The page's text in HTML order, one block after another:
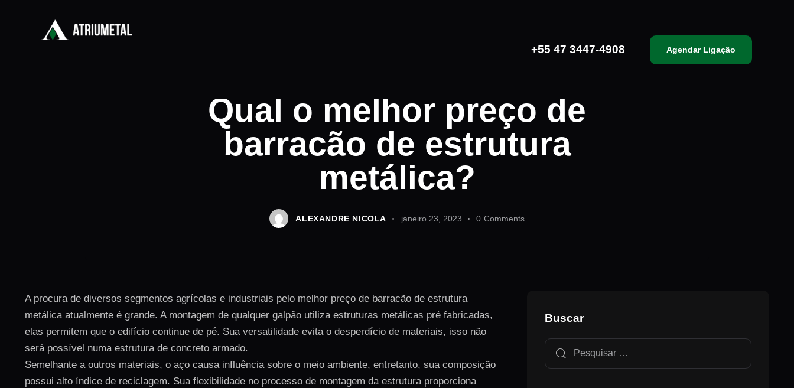
+55 47 3447-4908 Agendar Ligação
Qual o melhor preço de
barracão de estrutura
metálica?
ALEXANDRE NICOLA janeiro 23, 2023 0 Comments
A procura de diversos segmentos agrícolas e industriais pelo melhor preço de barracão de estrutura
metálica atualmente é grande. A montagem de qualquer galpão utiliza estruturas metálicas pré fabricadas,
elas permitem que o edifício continue de pé. Sua versatilidade evita o desperdício de materiais, isso não
será possível numa estrutura de concreto armado.
Semelhante a outros materiais, o aço causa influência sobre o meio ambiente, entretanto, sua composição
possui alto índice de reciclagem. Sua flexibilidade no processo de montagem da estrutura proporciona
Buscar